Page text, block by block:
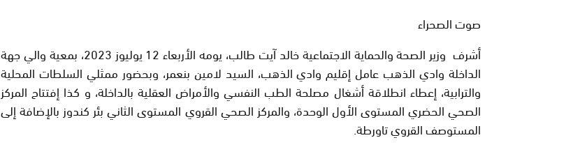
صوت الصحراء
أشرف وزير الصحة والحماية الاجتماعية خالد آيت طالب، يومه الأربعاء 12 يوليوز 2023، بمعية والي جهة
الداخلة وادي الذهب عامل إقليم وادي الذهب، السيد لامين بنعمر، وبحضور ممثلي السلطات المحلية
والترابية، إعطاء انطلاقة أشغال مصلحة الطب النفسي والأمراض العقلية بالداخلة، و كذا إفتتاح المركز
الصحي الحضري المستوى الأول الوحدة، والمركز الصحي القروي المستوى الثاني بئر كندوز بالإضافة إلى
المستوصف القروي تاورطة.